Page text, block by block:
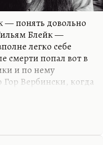
— понять довольно
Блейк —
легко себе
смерти попал вот в
и по нему
Вербински, когда
«[Одинокого]
Джармуш?», сказал: